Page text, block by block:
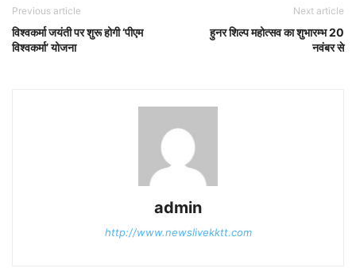
Previous article
विश्वकर्मा जयंती पर शुरू होगी ‘पीएम
विश्वकर्मा’ योजना
Next article
हुनर शिल्प महोत्सव का शुभारम्भ 20
नवंबर से
admin
http://www.newslivekktt.com